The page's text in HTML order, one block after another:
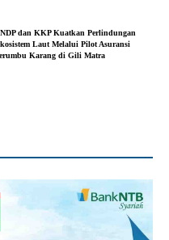
dan KKP Kuatkan Perlindungan
Laut Melalui Pilot Asuransi
Karang di Gili Matra